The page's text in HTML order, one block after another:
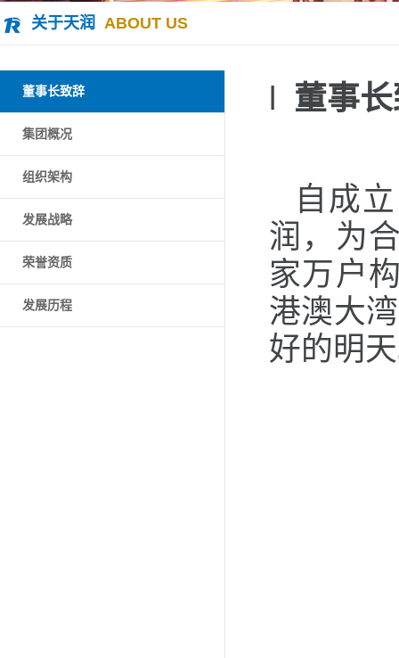
关于天润 ABOUT US
董事长致辞
集团概况
组织架构
发展战略
荣誉资质
发展历程
董事
自成
润，为
家万户
港澳大
好的明